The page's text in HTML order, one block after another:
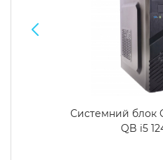
Системний блок
QB i5